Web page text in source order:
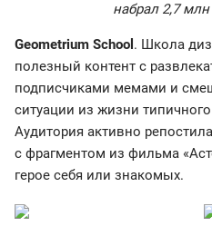
набрал 2,7
Geometrium School . Школа
полезный контент с
подписчиками мемами и
ситуации из жизни
Аудитория активно
с фрагментом из фильма
герое себя или знакомых.